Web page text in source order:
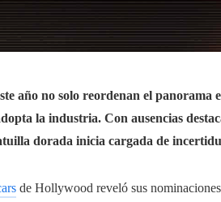
año no solo reordenan el panorama
la industria. Con ausencias
dorada inicia cargada de
de Hollywood reveló sus